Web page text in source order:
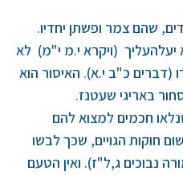
שהם צמר ופשתן יחדיו.
(ויקרא י.מ י"מ) לא
כ"ב י.א). האיסור הוא
באריגי שעטנז.
חכמים למצוא להם
חוקות הגויים, שכך לבשו
נבוכים ג,ל"ז). ואין הטעם